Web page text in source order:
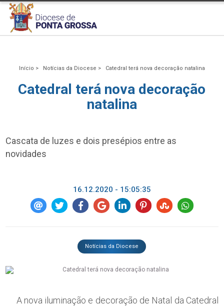
Início > Notícias da Diocese > Catedral terá nova decoração natalina
Catedral terá nova decoração
natalina
Cascata de luzes e dois presépios entre as
novidades
16.12.2020 - 15:05:35
Notícias da Diocese
A nova iluminação e decoração de Natal da Catedral